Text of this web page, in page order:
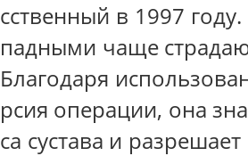
сственный в 1997
падными чаще
Благодаря
рсия операции, она
са сустава и